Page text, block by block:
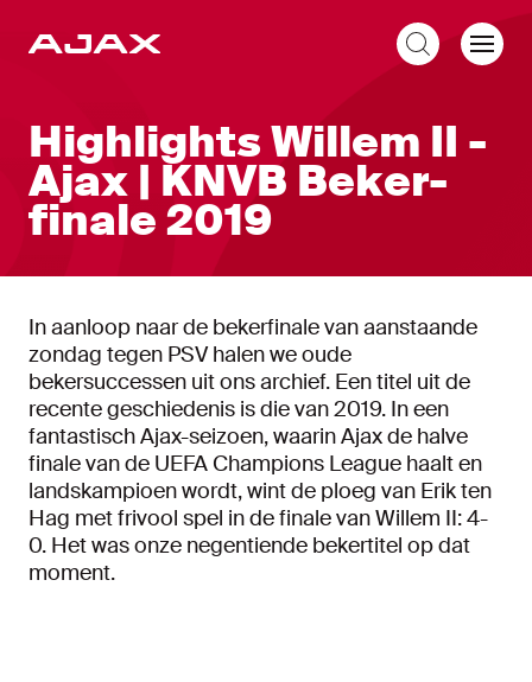
Highlights Willem II -
Ajax | KNVB Beker-
finale 2019
In aanloop naar de bekerfinale van aanstaande
zondag tegen PSV halen we oude
bekersuccessen uit ons archief. Een titel uit de
recente geschiedenis is die van 2019. In een
fantastisch Ajax-seizoen, waarin Ajax de halve
finale van de UEFA Champions League haalt en
landskampioen wordt, wint de ploeg van Erik ten
Hag met frivool spel in de finale van Willem II: 4-
0. Het was onze negentiende bekertitel op dat
moment.